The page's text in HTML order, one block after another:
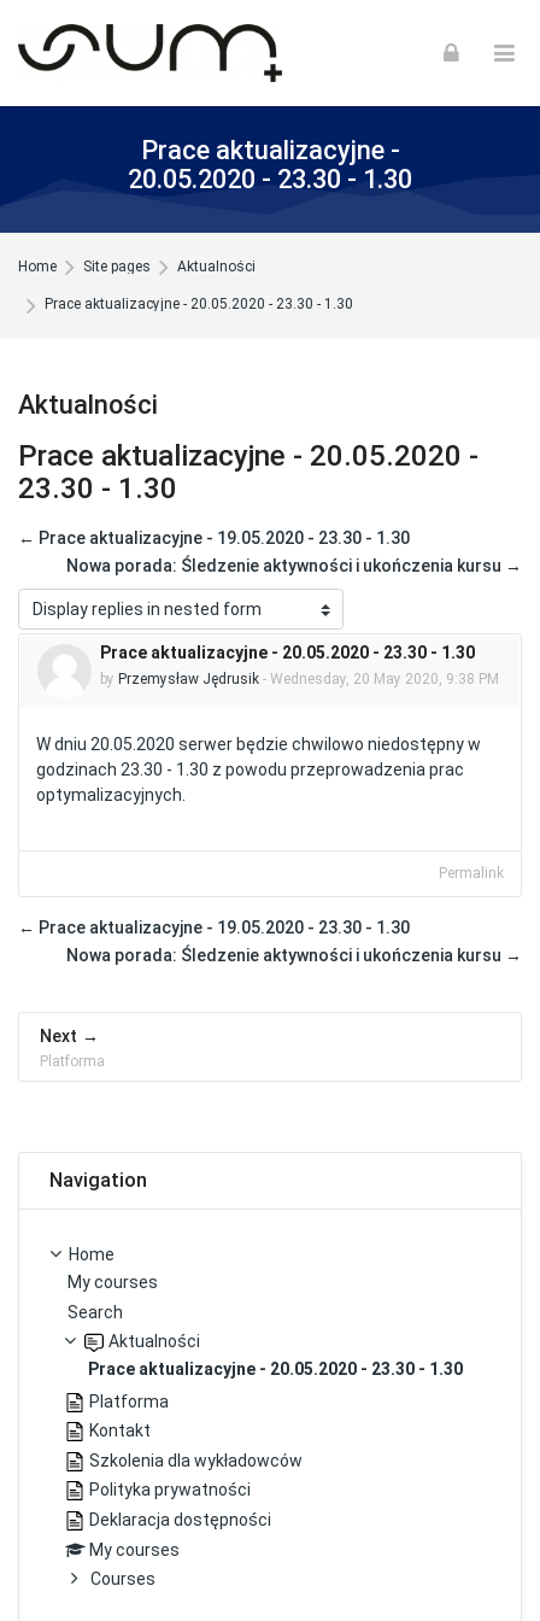
Prace aktualizacyjne -
20.05.2020 - 23.30 - 1.30
Home Site pages Aktualności
Prace aktualizacyjne - 20.05.2020 - 23.30 - 1.30
Aktualności
Prace aktualizacyjne - 20.05.2020 -
23.30 - 1.30
← Prace aktualizacyjne - 19.05.2020 - 23.30 - 1.30
Nowa porada: Śledzenie aktywności i ukończenia kursu →
Display mode
Prace aktualizacyjne - 20.05.2020 - 23.30 - 1.30
by Przemysław Jędrusik - Wednesday, 20 May 2020, 9:38 PM
Number of replies: 0
W dniu 20.05.2020 serwer będzie chwilowo niedostępny w
godzinach 23.30 - 1.30 z powodu przeprowadzenia prac
optymalizacyjnych.
Permalink
← Prace aktualizacyjne - 19.05.2020 - 23.30 - 1.30
Nowa porada: Śledzenie aktywności i ukończenia kursu →
Next
Platforma
Navigation
Home
My courses
Search
Aktualności
Prace aktualizacyjne - 20.05.2020 - 23.30 - 1.30
Platforma
Kontakt
Szkolenia dla wykładowców
Polityka prywatności
Deklaracja dostępności
My courses
Courses